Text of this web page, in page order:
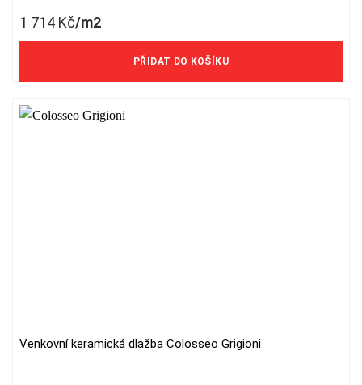
1 714 Kč/m2
1 417 Kč/m2 bez DPH
PŘIDAT DO KOŠÍKU
Venkovní keramická dlažba Colosseo Grigioni
This